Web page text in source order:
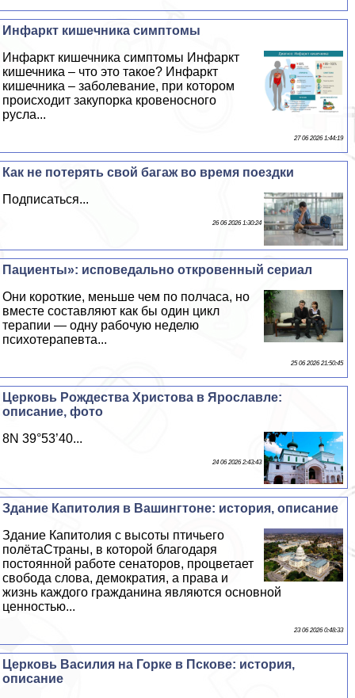
Инфаркт кишечника симптомы
Инфаркт кишечника симптомы Инфаркт
кишечника – что это такое? Инфаркт
кишечника – заболевание, при котором
происходит закупорка кровеносного
русла...
27 06 2026 1:44:19
Как не потерять свой багаж во время поездки
Подписаться...
26 06 2026 1:30:24
Пациенты»: исповедально откровенный сериал
Они короткие, меньше чем по полчаса, но
вместе составляют как бы один цикл
терапии — одну рабочую неделю
психотерапевта...
25 06 2026 21:50:45
Церковь Рождества Христова в Ярославле:
описание, фото
8N 39°53’40...
24 06 2026 2:43:43
Здание Капитолия в Вашингтоне: история, описание
Здание Капитолия с высоты птичьего
полётаСтраны, в которой благодаря
постоянной работе сенаторов, процветает
свобода слова, демократия, а права и
жизнь каждого гражданина являются основной
ценностью...
23 06 2026 0:48:33
Церковь Василия на Горке в Пскове: история,
описание